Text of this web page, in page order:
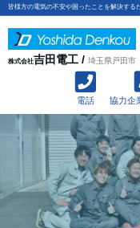
皆様方の電気の不安や困ったことを解決する
株式会社吉田電工 / 埼玉県戸田市
電話 協力企